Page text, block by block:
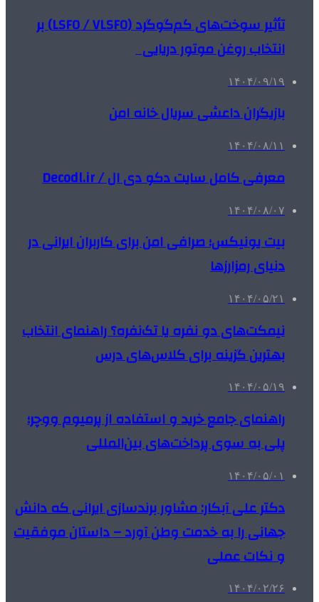
تأثیر سوخت‌های کم‌گوگرد (LSFO / VLSFO) بر
انتخاب روغن موتور دریایی
۱۴۰۴/۰۹/۱۹
بازیگران داعشی سریال خانه امن
۱۴۰۴/۰۸/۱۱
معرفی کامل سایت دکو دی ال / Decodl.ir
۱۴۰۴/۰۸/۰۷
بیت یونیکس؛ صرافی امن برای کاربران ایرانی در
دنیای رمزارزها
۱۴۰۴/۰۵/۲۱
نیمکت‌های دو نفره یا تک‌نفره؟ راهنمای انتخاب
بهترین گزینه برای کلاس‌های درس
۱۴۰۴/۰۵/۱۹
راهنمای جامع خرید و استفاده از پرمیوم ووچر؛
پلی به سوی پرداخت‌های بین‌المللی
۱۴۰۴/۰۵/۰۱
دکتر علی آبکار: مشاور برندسازی ایرانی که دانش
جهانی را به خدمت وطن آورد – داستان موفقیت
و نکات عملی
۱۴۰۴/۰۲/۲۶